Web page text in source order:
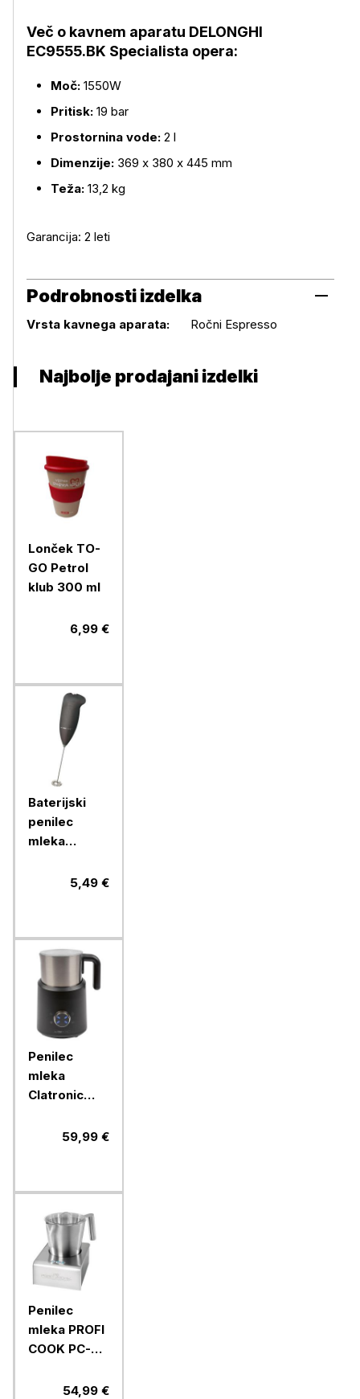
Več o kavnem aparatu DELONGHI
EC9555.BK Specialista opera:
Moč: 1550W
Pritisk: 19 bar
Prostornina vode: 2 l
Dimenzije: 369 x 380 x 445 mm
Teža: 13,2 kg
Garancija: 2 leti
Podrobnosti izdelka
Podrobnosti izdelka
Vrsta kavnega aparata: Ročni Espresso
Najbolje prodajani izdelki
Lonček TO-
GO Petrol
klub 300 ml
6,99 €
Baterijski
penilec
mleka
MS30895,49 €
Penilec
mleka
Clatronic
59,99 €
Penilec
mleka PROFI
COOK PC-
54,99 €